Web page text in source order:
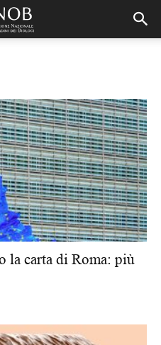
la carta di Roma: più